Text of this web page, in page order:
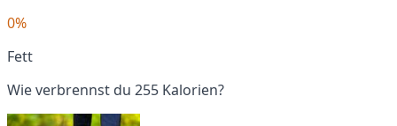
0%
Fett
Wie verbrennst du 255 Kalorien?